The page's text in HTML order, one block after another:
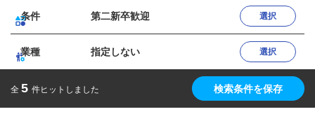
条件 第二新卒歓迎 選択
業種 指定しない 選択
全 5 件ヒットしました 検索条件を保存